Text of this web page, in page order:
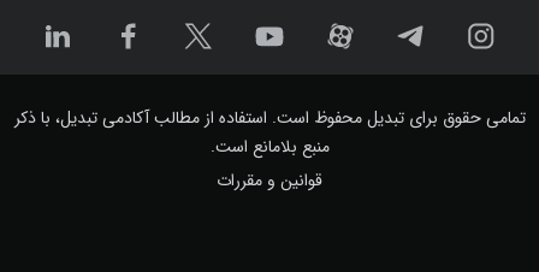
تمامی حقوق برای تبدیل محفوظ است. استفاده از مطالب آکادمی تبدیل، با ذکر
منبع بلامانع است.
قوانین و مقررات